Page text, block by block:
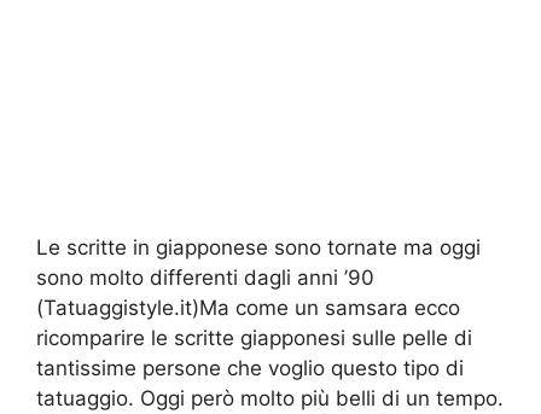
Le scritte in giapponese sono tornate ma oggi
sono molto differenti dagli anni ’90
(Tatuaggistyle.it)Ma come un samsara ecco
ricomparire le scritte giapponesi sulle pelle di
tantissime persone che voglio questo tipo di
tatuaggio. Oggi però molto più belli di un tempo.